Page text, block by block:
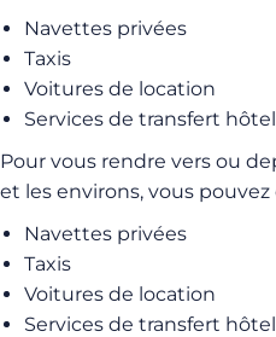
Navettes privées
Taxis
Voitures de location
Services de transfert
Pour vous rendre vers ou
et les environs, vous
Navettes privées
Taxis
Voitures de location
Services de transfert